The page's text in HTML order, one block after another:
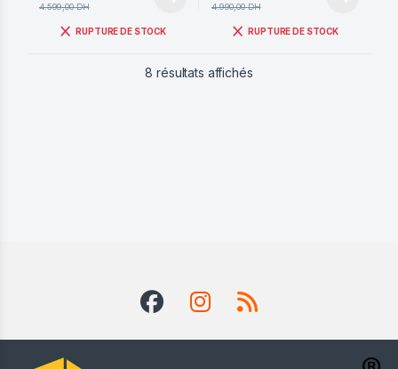
4.599,00DH
RUPTURE DE STOCK
4.990,00DH
RUPTURE DE STOCK
8 résultats affichésTrié du plus récent au